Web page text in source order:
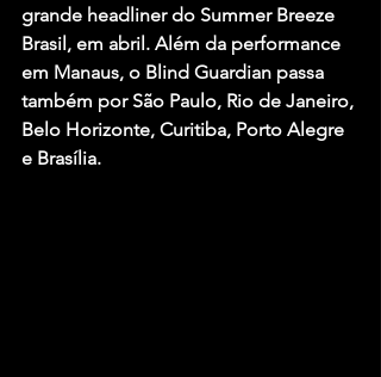
grande headliner do Summer Breeze
Brasil , em abril. Além da performance
em Manaus, o Blind Guardian passa
também por São Paulo, Rio de Janeiro,
Belo Horizonte, Curitiba, Porto Alegre
e Brasília.